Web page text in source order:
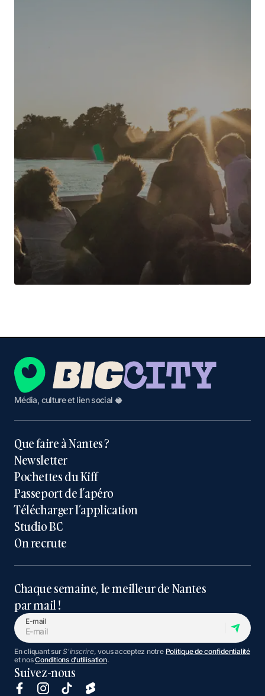
Média, culture et lien social 🥥
Que faire à Nantes ?
Newsletter
Pochettes du Kiff
Passeport de l’apéro
Télécharger l’application
Studio BC
On recrute
Chaque semaine, le meilleur de Nantes
par mail !
E-mail
En cliquant surS'inscrire, vous acceptez notre Politique de confidentialité
et nosConditions d’utilisation.
Suivez-nous